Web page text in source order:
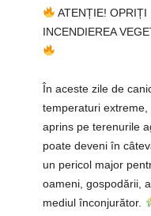
ATENȚIE! OPRIȚI
INCENDIEREA
În aceste zile de
temperaturi extreme,
aprins pe terenurile
poate deveni în
un pericol major
oameni, gospodării,
mediul înconjurător.